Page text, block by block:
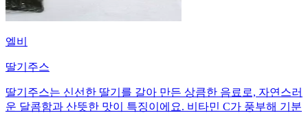
엘비
딸기주스
딸기주스는 신선한 딸기를 갈아 만든 상큼한 음료로, 자연스러
운 달콤함과 산뜻한 맛이 특징이에요. 비타민 C가 풍부해 기분